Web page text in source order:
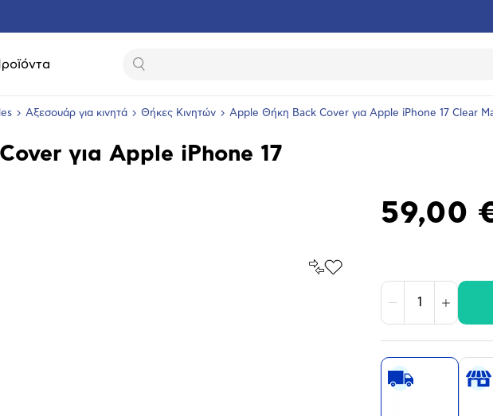
Αναζήτηση
Αξεσουάρ για κινητά Θήκες Κινητών Apple Θήκη Back Cover για Apple iPhone 17 Clear
για Apple iPhone 17
Σύγκρινέ
Προσθήκη
59,00
Μείωση Αύξηση